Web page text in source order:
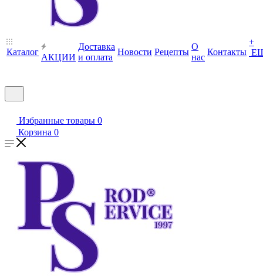
Каталог
АКЦИИ
Доставка
и оплата
Новости Рецепты
О
нас
Контакты
+
Избранные товары 0
Корзина 0